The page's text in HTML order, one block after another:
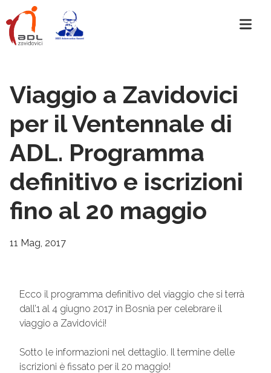
Viaggio a Zavidovici
per il Ventennale di
ADL. Programma
definitivo e iscrizioni
fino al 20 maggio
11 Mag, 2017
Ecco il programma definitivo del viaggio che si terrà
dall’1 al 4 giugno 2017 in Bosnia per celebrare il
viaggio a Zavidovići!
Sotto le informazioni nel dettaglio. Il termine delle
iscrizioni è fissato per il 20 maggio!